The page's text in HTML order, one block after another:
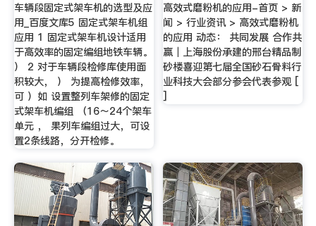
车辆段固定式架车机的选型及应
用_百度文库5 固定式架车机组
应用 1 固定式架车机设计适用
于高效率的固定编组地铁车辆。
） 2 对于车辆段检修库使用面
积较大， ） 为提高检修效率，
可 ）如 设置整列车架修的固定
式架车机编组 （16～24个架车
单元 ， 果列车编组过大，可设
置2条线路，分开检修。
高效式磨粉机的应用-首页 > 新
闻 > 行业资讯 > 高效式磨粉机
的应用 动态： 共同发展 合作共
赢｜上海股份承建的邢台精品制
砂楼喜迎第七届全国砂石骨料行
业科技大会部分参会代表参观 [
]